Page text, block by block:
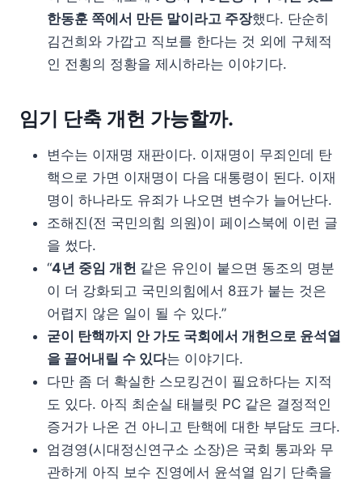
한동훈 쪽에서 만든 말이라고 주장했다. 단순히
김건희와 가깝고 직보를 한다는 것 외에 구체적
인 전횡의 정황을 제시하라는 이야기다.
임기 단축 개헌 가능할까.
변수는 이재명 재판이다. 이재명이 무죄인데 탄
핵으로 가면 이재명이 다음 대통령이 된다. 이재
명이 하나라도 유죄가 나오면 변수가 늘어난다.
조해진(전 국민의힘 의원)이 페이스북에 이런 글
을 썼다.
“4년 중임 개헌 같은 유인이 붙으면 동조의 명분
이 더 강화되고 국민의힘에서 8표가 붙는 것은
어렵지 않은 일이 될 수 있다.”
굳이 탄핵까지 안 가도 국회에서 개헌으로 윤석열
을 끌어내릴 수 있다는 이야기다.
다만 좀 더 확실한 스모킹건이 필요하다는 지적
도 있다. 아직 최순실 태블릿 PC 같은 결정적인
증거가 나온 건 아니고 탄핵에 대한 부담도 크다.
엄경영(시대정신연구소 소장)은 국회 통과와 무
관하게 아직 보수 진영에서 윤석열 임기 단축을